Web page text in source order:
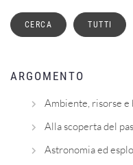
ARGOMENTO
Ambiente, risorse
Alla scoperta del
Astronomia ed